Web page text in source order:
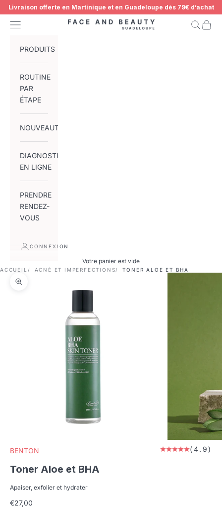
Passer au contenu
Livraison offerte en Martinique et en Guadeloupe dès 79€ d’achat
Face and Beauty Guadeloupe
Menu Panier
PRODUITS
ROUTINE
PAR
ÉTAPE
NOUVEAUTÉS
DIAGNOSTIC
EN LIGNE
PRENDRE
RENDEZ-
VOUS
CONNEXION
Votre panier est vide
ACCUEIL ACNÉ ET IMPERFECTIONS TONER ALOE ET BHA
Zoomer sur l'image
BENTON (4.9)
Toner Aloe et BHA
Apaiser, exfolier et hydrater
Prix de vente
€27,00